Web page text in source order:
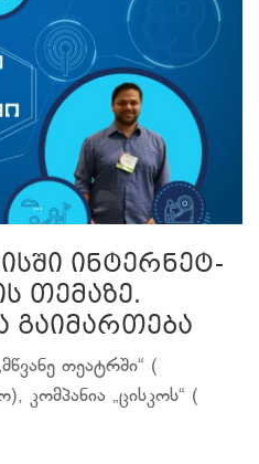
ინტერნეტ-
თემაზე.
გაიმართება
თეატრში“ (
კომპანია „ცისკოს“ (